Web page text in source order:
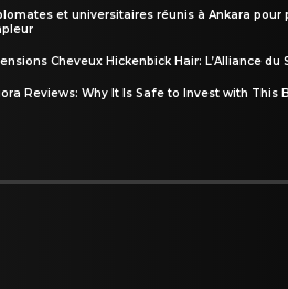
et universitaires réunis à Ankara
Cheveux Hickenbick Hair: L’Alliance du
Reviews: Why It Is Safe to Invest with This